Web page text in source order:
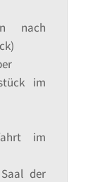
nach
im
im
der